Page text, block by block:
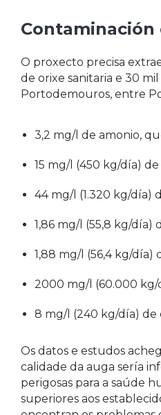
Contaminación
O proxecto precisa
de orixe sanitaria e 30
Portodemouros, entre
3,2 mg/l de amonio,
15 mg/l (450 kg/día)
44 mg/l (1.320 kg/día)
1,86 mg/l (55,8 kg/día)
1,88 mg/l (56,4 kg/día)
2000 mg/l (60.000 kg/
8 mg/l (240 kg/día) de
Os datos e estudos
calidade da auga sería
perigosas para a saúde
superiores aos